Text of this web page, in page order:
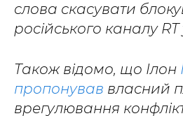
слова скасувати
російського каналу
Також відомо, що Ілон
пропонував власний
врегулювання